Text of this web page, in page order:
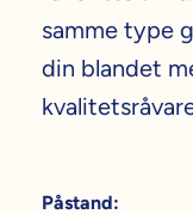
samme type
din blandet
Påstand: